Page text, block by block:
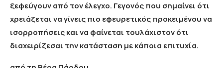
ξεφεύγουν από τον έλεγχο. Γεγονός που σημαίνει ότι
χρειάζεται να γίνεις πιο εφευρετικός προκειμένου να
ισορροπήσεις και να φαίνεται τουλάχιστον ότι
διαχειρίζεσαι την κατάσταση με κάποια επιτυχία.